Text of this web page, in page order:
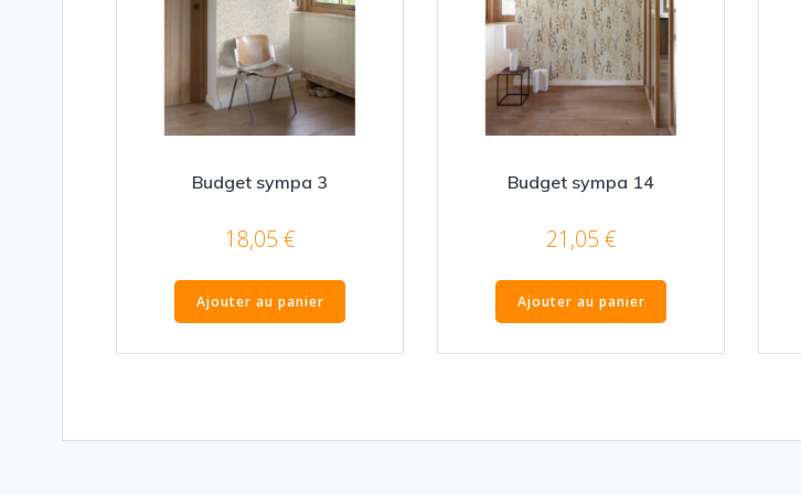
Budget sympa 3
18,05 €
Ajouter au panier
Budget sympa 14
21,05 €
Ajouter au panier